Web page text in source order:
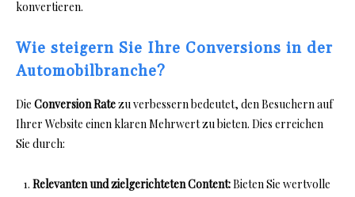
konvertieren.
Wie steigern Sie Ihre Conversions in der
Automobilbranche?
Die Conversion Ratezu verbessern bedeutet, den Besuchern auf
Ihrer Website einen klaren Mehrwert zu bieten. Dies erreichen
Sie durch:
Relevanten und zielgerichteten Content:Bieten Sie wertvolle